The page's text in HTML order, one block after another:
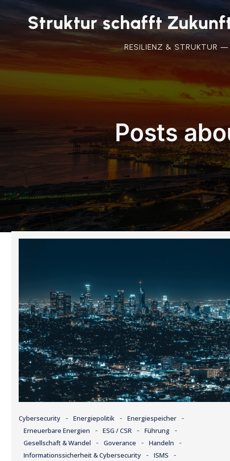
Struktur schafft Zukunft
RESILIENZ & STRUKTUR
Posts
Cybersecurity - Energiepolitik - Energiespeicher -
Erneuerbare Energien - ESG / CSR - Führung -
Gesellschaft & Wandel - Goverance - Handeln -
Informationssicherheit & Cybersecurity - ISMS -